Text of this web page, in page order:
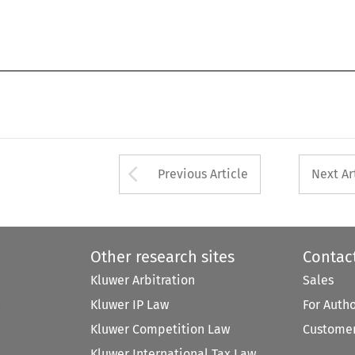
Arrow button
Previous Article Next
Other research sites
Kluwer Arbitration
Kluwer IP Law
Kluwer Competition Law
Sales
For